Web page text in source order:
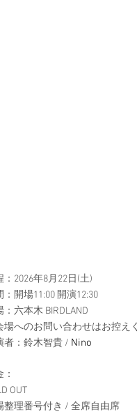
：2026年8月22日(土)
：開場11:00 開演12:30
：六本木 BIRDLAND
へのお問い合わせはお控え
者：鈴木智貴 / Nino
OUT
整理番号付き / 全席自由席